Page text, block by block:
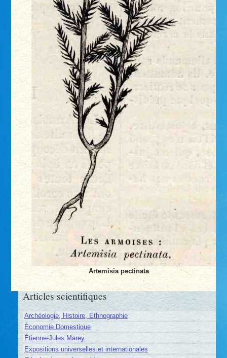
Artemisia pectinata
Articles scientifiques
Archéologie, Histoire, Ethnographie
Économie Domestique
Étienne-Jules Marey
Expositions universelles et internationales